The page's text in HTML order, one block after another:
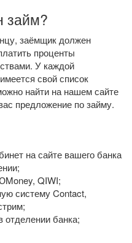
займ?
заёмщик должен
проценты
У каждой
свой список
найти на нашем сайте
предложение по займу.
на сайте вашего банка
QIWI;
систему Contact,
отделении банка;